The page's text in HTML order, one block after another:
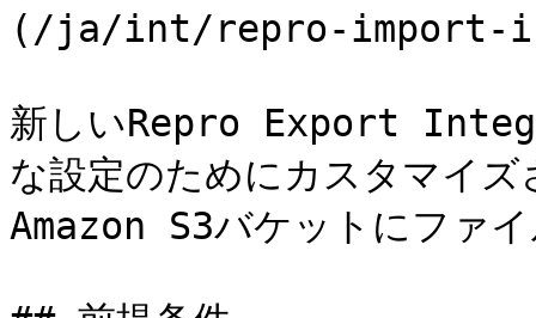
(/ja/int/repro-import-
新しいRepro Export
な設定のためにカスタマイ
Amazon S3バケットにファ